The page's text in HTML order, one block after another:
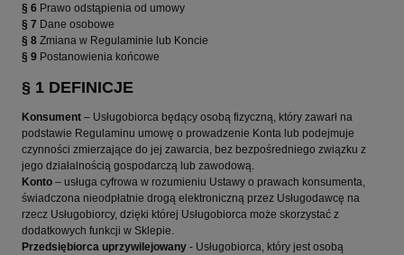
§ 6 Prawo odstąpienia od umowy
§ 7 Dane osobowe
§ 8 Zmiana w Regulaminie lub Koncie
§ 9 Postanowienia końcowe
§ 1 DEFINICJE
Konsument – Usługobiorca będący osobą fizyczną, który zawarł na
podstawie Regulaminu umowę o prowadzenie Konta lub podejmuje
czynności zmierzające do jej zawarcia, bez bezpośredniego związku z
jego działalnością gospodarczą lub zawodową.
Konto – usługa cyfrowa w rozumieniu Ustawy o prawach konsumenta,
świadczona nieodpłatnie drogą elektroniczną przez Usługodawcę na
rzecz Usługobiorcy, dzięki której Usługobiorca może skorzystać z
dodatkowych funkcji w Sklepie.
Przedsiębiorca uprzywilejowany - Usługobiorca, który jest osobą